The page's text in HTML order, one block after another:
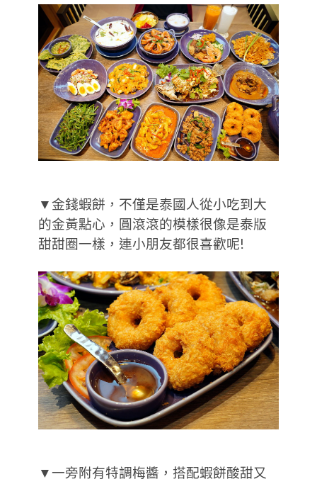
▼金錢蝦餅，不僅是泰國人從小吃到大
的金黃點心，圓滾滾的模樣很像是泰版
甜甜圈一樣，連小朋友都很喜歡呢!
▼一旁附有特調梅醬，搭配蝦餅酸甜又